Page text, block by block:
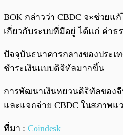
BOK กล่าวว่า CBDC จะช่วย
เกี่ยวกับระบบที่มีอยู่ ได้แก่ ค่าธ
ปัจจุบันธนาคารกลางของประ
ชำระเงินแบบดิจิทัลมากขึ้น
การพัฒนาเงินหยวนดิจิทัลของ
และแจกจ่าย CBDC ในสภาพแ
ที่มา : Coindesk